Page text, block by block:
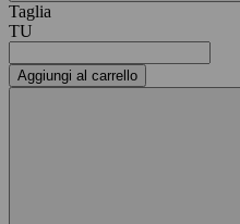
Taglia
TU
Aggiungi al carrello